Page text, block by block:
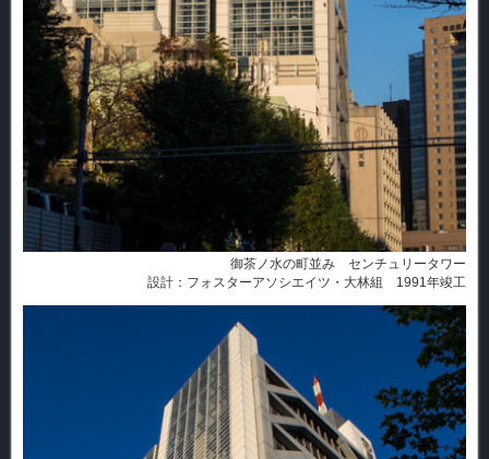
御茶ノ水の町並み センチュリータワー
設計：フォスターアソシエイツ・大林組 1991年竣工